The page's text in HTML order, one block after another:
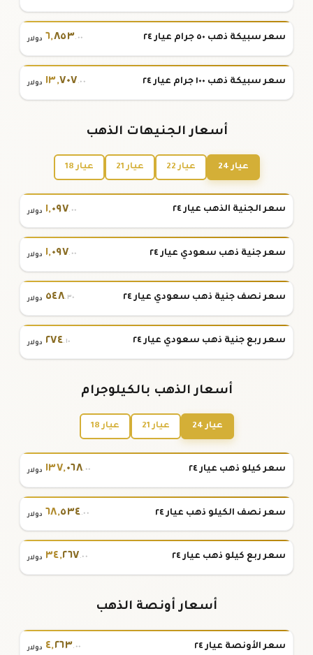
سعر سبيكة ذهب ٥٠ جرام عيار ٢٤ ٦,٨٥٣.٠٠ دولار
سعر سبيكة ذهب ١٠٠ جرام عيار ٢٤ ١٣,٧٠٧.٠٠ دولار
أسعار الجنيهات الذهب
عيار 24 عيار 22 عيار 21 عيار 18
سعر الجنية الذهب عيار ٢٤ ١,٠٩٧.٠٠ دولار
سعر جنية ذهب سعودي عيار ٢٤ ١,٠٩٧.٠٠ دولار
سعر نصف جنية ذهب سعودي عيار ٢٤ ٥٤٨.٣٠ دولار
سعر ربع جنية ذهب سعودي عيار ٢٤ ٢٧٤.١٠ دولار
أسعار الذهب بالكيلوجرام
عيار 24 عيار 21 عيار 18
سعر كيلو ذهب عيار ٢٤ ١٣٧,٠٦٨.٠٠ دولار
سعر نصف الكيلو ذهب عيار ٢٤ ٦٨,٥٣٤.٠٠ دولار
سعر ربع كيلو ذهب عيار ٢٤ ٣٤,٢٦٧.٠٠ دولار
أسعار أونصة الذهب
سعر الأونصة عيار ٢٤ ٤,٢٦٣.٠٠ دولار